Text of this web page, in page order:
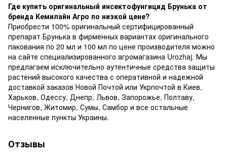
Где купить оригинальный инсектофунгицид Брунька от
бренда Кемилайн Агро по низкой цене?
Приобрести 100% оригинальный сертифицированный
препарат Брунька в фирменных вариантах оригинального
пакования по 20 мл и 100 мл по цене производителя можно
на сайте специализированного агромагазина Urozhaj. Мы
предлагаем исключительно аутентичные средства защиты
растений высокого качества с оперативной и надежной
доставкой заказов Новой Почтой или Укрпочтой в Киев,
Харьков, Одессу, Днепр, Львов, Запорожье, Полтаву,
Чернигов, Житомир, Сумы, Самбор и все остальные
населенные пункты Украины.
Отзывы